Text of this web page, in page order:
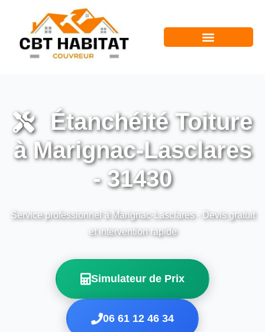
Étanchéité Toiture
à Marignac-Lasclares
- 31430
Service professionnel à Marignac-Lasclares - Devis gratuit
et intervention rapide
Simulateur de Prix
06 61 12 46 34